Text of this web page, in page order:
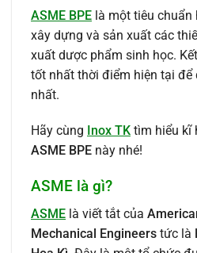
ASME BPE là một tiêu chuẩn
xây dựng và sản xuất các
xuất dược phẩm sinh học.
tốt nhất thời điểm hiện tại
nhất.
Hãy cùng Inox TK tìm hiểu kĩ
ASME BPE này nhé!
ASME là gì?
ASME là viết tắt của
Mechanical Engineers tức là